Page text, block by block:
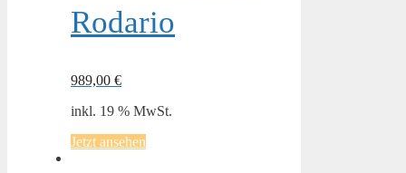
Rodario
989,00 €
inkl. 19 % MwSt.
Jetzt ansehen